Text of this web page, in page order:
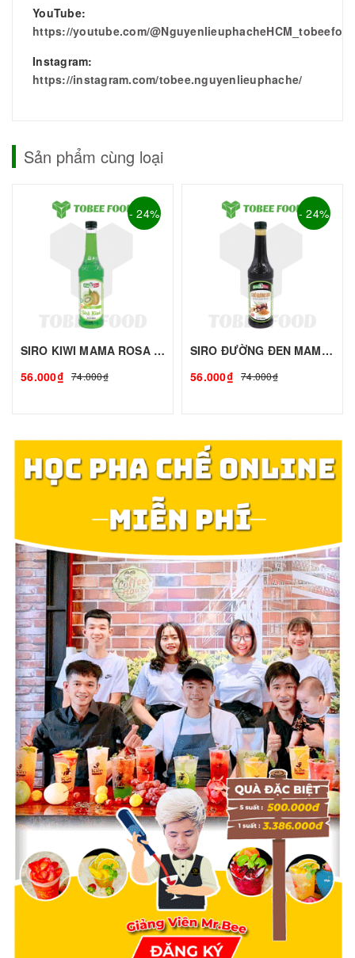
YouTube:
https://youtube.com/
Instagram:
https://instagram.com/tobee.nguyenlieuphache/
Sản phẩm cùng loại
- 24%
SIRO KIWI MAMA ROSA - 700ml | Siro Syrup Làm Trà Trái Cây, Trà Sữa - TOBEE FOOD
56.000₫ 74.000₫
- 24%
SIRO ĐƯỜNG ĐEN MAMA ROSA - 700ml | Siro Syrup Làm Trà Trái Cây, Trà Sữa - TOBEE FOOD
56.000₫ 74.000₫